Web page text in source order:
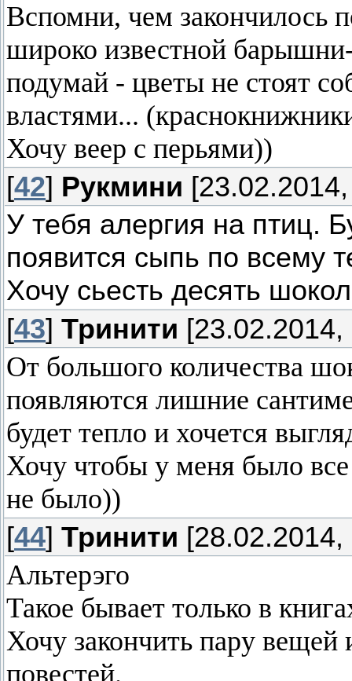
Вспомни, чем закончилось
широко известной
подумай - цветы не стоят
властями...
Хочу веер с перьями))
[42] Рукмини
У тебя алергия на птиц.
появится сыпь по всему
Хочу сьесть десять
[43] Тринити [23.02.2014,
От большого количества
появляются лишние
будет тепло и хочется
Хочу чтобы у меня было
не было))
[44] Тринити [28.02.2014,
Альтерэго
Такое бывает только в
Хочу закончить пару вещей
повестей.